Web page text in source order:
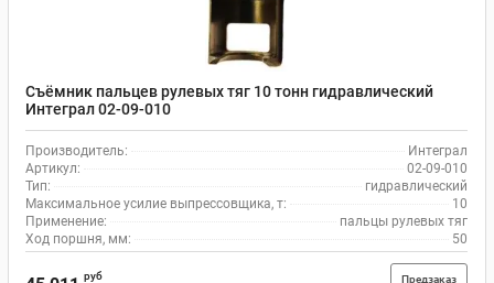
Съёмник пальцев рулевых тяг 10 тонн гидравлический
Интеграл 02-09-010
Производитель:
Интеграл
Артикул:
02-09-010
Тип:
гидравлический
Максимальное усилие выпрессовщика, т:
10
Применение:
пальцы рулевых тяг
Ход поршня, мм:
50
руб Предзаказ